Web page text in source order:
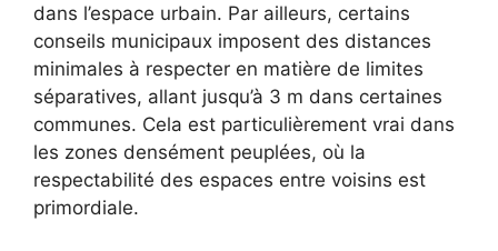
dans l’espace urbain. Par ailleurs, certains
conseils municipaux imposent des distances
minimales à respecter en matière de limites
séparatives, allant jusqu’à 3 m dans certaines
communes. Cela est particulièrement vrai dans
les zones densément peuplées, où la
respectabilité des espaces entre voisins est
primordiale.